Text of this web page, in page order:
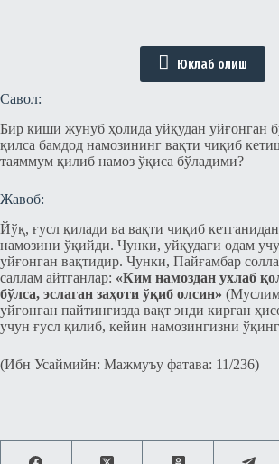
Юклаб олиш
Савол:
Бир киши жунуб ҳолида уйқудан уйғонган
қилса бамдод намозининг вақти чиқиб
таяммум қилиб намоз ўқиса бўладими?
Жавоб:
Йўқ, ғусл қилади ва вақти чиқиб
намозини ўқийди. Чунки, уйқудаги одам
уйғонган вақтидир. Чунки, Пайғамбар
саллам айтганлар: «Ким намоздан ухлаб
бўлса, эслаган заҳоти ўқиб олсин»
уйғонган пайтингизда вақт энди кирган
учун ғусл қилиб, кейин намозингизни
(Ибн Усаймийн: Мажмуъу фатава: 11/236)